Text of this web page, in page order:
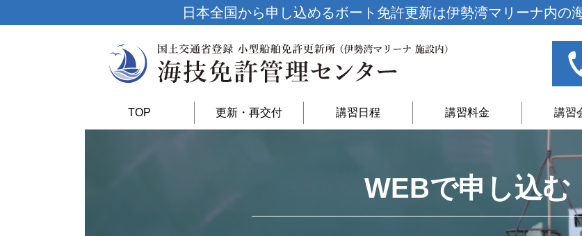
日本全国から申し込めるボート免許更新は伊勢湾マリーナ内の
TOP 更新・再交付 講習日程 講習料金 講習
WEBで申し込む